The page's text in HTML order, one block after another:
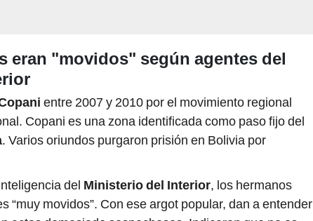
eran "movidos" según agentes del
entre 2007 y 2010 por el movimiento regional
Copani es una zona identificada como paso fijo del
. Varios oriundos purgaron prisión en Bolivia por
del Ministerio del Interior, los hermanos
“muy movidos”. Con ese argot popular, dan a entender